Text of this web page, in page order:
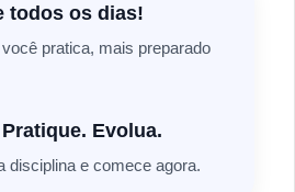
todos os dias!
pratica, mais preparado
Evolua.
disciplina e comece agora.